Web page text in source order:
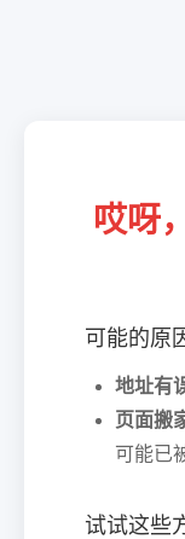
哎呀
可能的原
地址有
页面搬
可能已
试试这些